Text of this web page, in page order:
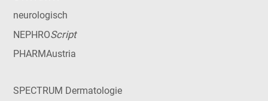
neurologisch
NEPHROScript
PHARMAustria
SPECTRUM Dermatologie